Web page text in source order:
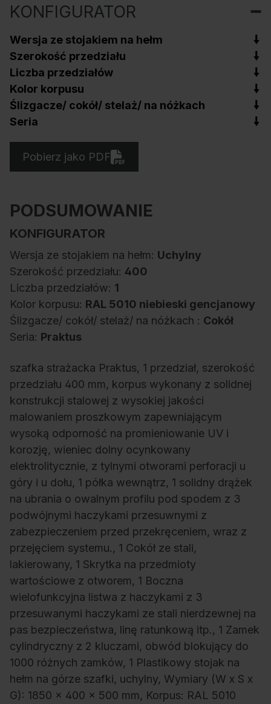
KONFIGURATOR
Wersja ze stojakiem na hełm
Szerokość przedziału
Liczba przedziałów
Kolor korpusu
Ślizgacze/ cokół/ stelaż/ na nóżkach
Seria
Pobierz jako PDF
PODSUMOWANIE
KONFIGURATOR
Wersja ze stojakiem na hełm: Uchylny
Szerokość przedziału: 400
Liczba przedziałów: 1
Kolor korpusu: RAL 5010 niebieski gencjanowy
Ślizgacze/ cokół/ stelaż/ na nóżkach : Cokół
Seria: Praktus
szafka strażacka Praktus, 1 przedział, szerokość
przedziału 400 mm, korpus wykonany z solidnej
konstrukcji stalowej z wysokiej jakości
malowaniem proszkowym zapewniającym
wysoką odporność na promieniowanie UV i
korozję, wieniec dolny ocynkowany
elektrolitycznie, z tylnymi otworami perforacji u
góry i u dołu, 1 półka wewnątrz, 1 solidny drążek
na ubrania o owalnym profilu pod spodem z 3
podwójnymi haczykami przesuwnymi z
zabezpieczeniem przed przekręceniem, wraz z
przejęciem systemu., 1 Cokół ze stali,
lakierowany, 1 Skrytka na przedmioty
wartościowe z otworem, 1 Boczna
wielofunkcyjna listwa z haczykami z 3
przesuwanymi haczykami ze stali nierdzewnej na
pas bezpieczeństwa, linę ratunkową itp., 1 Zamek
cylindryczny z 2 kluczami, obwód blokujący do
1000 różnych zamków, 1 Plastikowy stojak na
hełm na górze szafki, uchylny, Wymiary (W x S x
G): 1850 x 400 x 500 mm, Korpus: RAL 5010